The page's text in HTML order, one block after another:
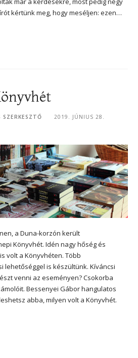
kértünk meg, hogy meséljen: ezen…
SZERKESZTŐ
2019. JÚNIUS 28.
a Duna-korzón került
Könyvhét. Idén nagy hőség és
volt a Könyvhéten. Több
lehetőséggel is készültünk. Kíváncsi
venni az eseményen? Csokorba
Bessenyei Gábor hangulatos
abba, milyen volt a Könyvhét.